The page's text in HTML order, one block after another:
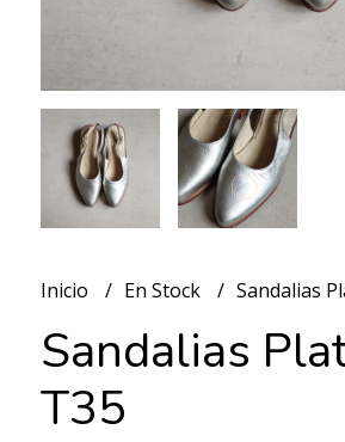
Inicio En Stock Sandalias
Sandalias
T35